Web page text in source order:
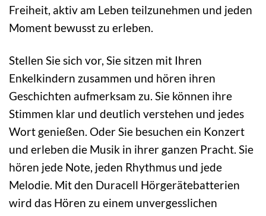
Freiheit, aktiv am Leben teilzunehmen und jeden
Moment bewusst zu erleben.
Stellen Sie sich vor, Sie sitzen mit Ihren
Enkelkindern zusammen und hören ihren
Geschichten aufmerksam zu. Sie können ihre
Stimmen klar und deutlich verstehen und jedes
Wort genießen. Oder Sie besuchen ein Konzert
und erleben die Musik in ihrer ganzen Pracht. Sie
hören jede Note, jeden Rhythmus und jede
Melodie. Mit den Duracell Hörgerätebatterien
wird das Hören zu einem unvergesslichen